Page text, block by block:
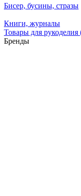
Бисер, бусины, стразы
Книги, журналы
Товары для рукоделия
Бренды